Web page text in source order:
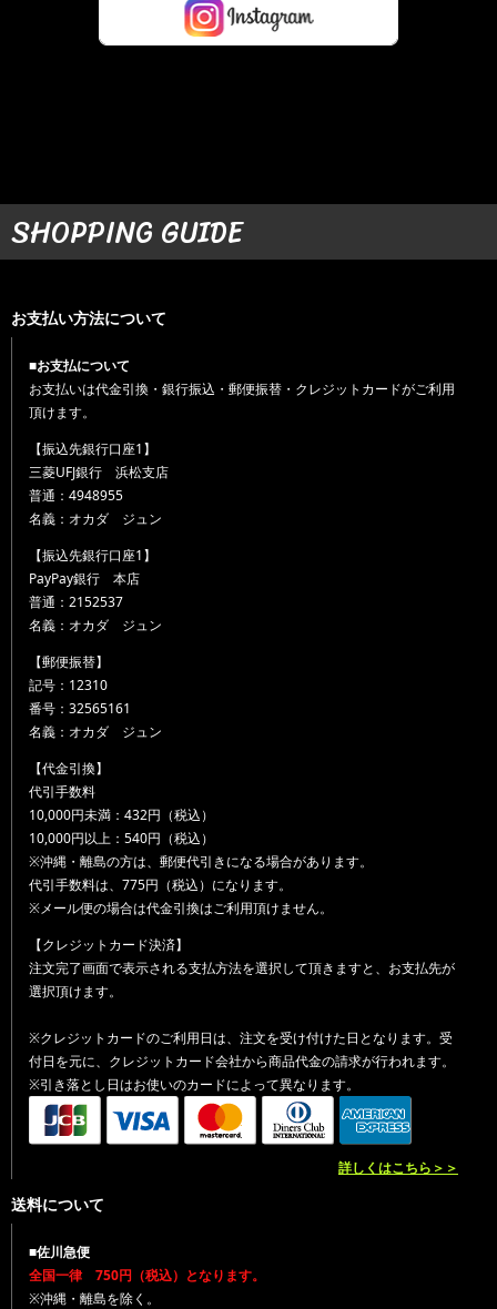
SHOPPING GUIDE
お支払い方法について
■お支払について
お支払いは代金引換・銀行振込・郵便振替・クレジットカードがご利用
頂けます。
【振込先銀行口座1】
三菱UFJ銀行 浜松支店
普通：4948955
名義：オカダ ジュン
【振込先銀行口座1】
PayPay銀行 本店
普通：2152537
名義：オカダ ジュン
【郵便振替】
記号：12310
番号：32565161
名義：オカダ ジュン
【代金引換】
代引手数料
10,000円未満：432円（税込）
10,000円以上：540円（税込）
※沖縄・離島の方は、郵便代引きになる場合があります。
代引手数料は、775円（税込）になります。
※メール便の場合は代金引換はご利用頂けません。
【クレジットカード決済】
注文完了画面で表示される支払方法を選択して頂きますと、お支払先が
選択頂けます。
※クレジットカードのご利用日は、注文を受け付けた日となります。受
付日を元に、クレジットカード会社から商品代金の請求が行われます。
※引き落とし日はお使いのカードによって異なります。
詳しくはこちら＞＞
送料について
■佐川急便
全国一律 750円（税込）となります。
※沖縄・離島を除く。